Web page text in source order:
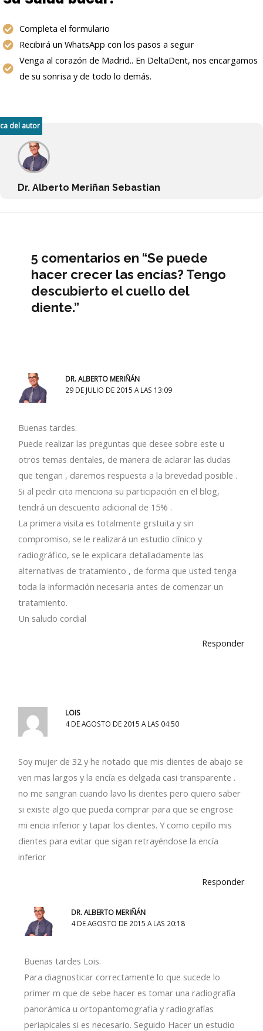
Completa el formulario
Recibirá un WhatsApp con los pasos a seguir
Venga al corazón de Madrid.. En DeltaDent, nos encargamos
de su sonrisa y de todo lo demás.
del autor
Dr. Alberto Meriñan Sebastian
5 comentarios en “Se puede
hacer crecer las encías? Tengo
descubierto el cuello del
diente.”
DR. ALBERTO MERIÑÁN
29 DE JULIO DE 2015 A LAS 13:09
Buenas tardes.
Puede realizar las preguntas que desee sobre este u
otros temas dentales, de manera de aclarar las dudas
que tengan , daremos respuesta a la brevedad posible .
Si al pedir cita menciona su participación en el blog,
tendrá un descuento adicional de 15% .
La primera visita es totalmente grstuita y sin
compromiso, se le realizará un estudio clínico y
radiográfico, se le explicara detalladamente las
alternativas de tratamiento , de forma que usted tenga
toda la información necesaria antes de comenzar un
tratamiento.
Un saludo cordial
Responder
LOIS
4 DE AGOSTO DE 2015 A LAS 04:50
Soy mujer de 32 y he notado que mis dientes de abajo se
ven mas largos y la encía es delgada casi transparente .
no me sangran cuando lavo lis dientes pero quiero saber
si existe algo que pueda comprar para que se engrose
mi encia inferior y tapar los dientes. Y como cepillo mis
dientes para evitar que sigan retrayéndose la encía
inferior
Responder
DR. ALBERTO MERIÑÁN
4 DE AGOSTO DE 2015 A LAS 20:18
Buenas tardes Lois.
Para diagnosticar correctamente lo que sucede lo
primer m que de sebe hacer es tomar una radiografía
panorámica u ortopantomografia y radiografías
periapicales si es necesario. Seguido Hacer un estudio